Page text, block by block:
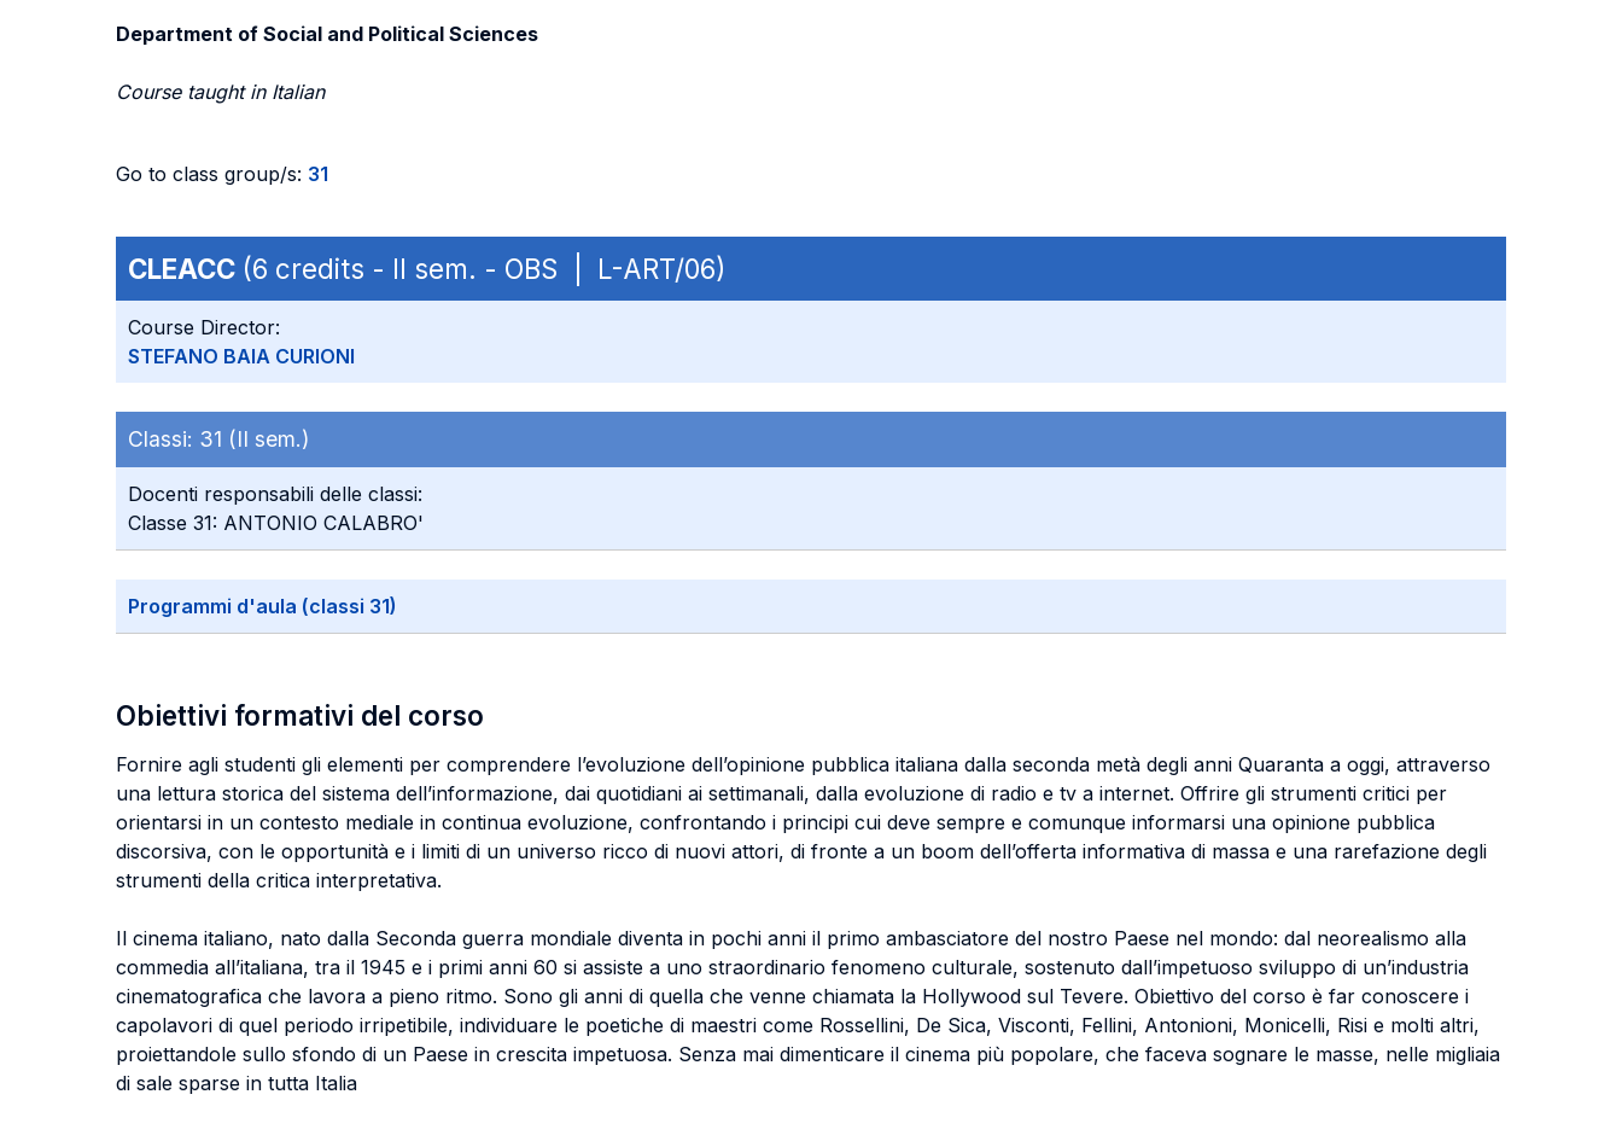
Department of Social and Political Sciences
Course taught in Italian
Go to class group/s: 31
CLEACC (6 credits - II sem. - OBS | L-ART/06)
Course Director:
STEFANO BAIA CURIONI
Classi: 31 (II sem.)
Docenti responsabili delle classi:
Classe 31: ANTONIO CALABRO'
Programmi d'aula (classi 31)
Obiettivi formativi del corso
Fornire agli studenti gli elementi per comprendere l’evoluzione dell’opinione pubblica italiana dalla seconda metà degli anni Quaranta a oggi, attraverso
una lettura storica del sistema dell’informazione, dai quotidiani ai settimanali, dalla evoluzione di radio e tv a internet. Offrire gli strumenti critici per
orientarsi in un contesto mediale in continua evoluzione, confrontando i principi cui deve sempre e comunque informarsi una opinione pubblica
discorsiva, con le opportunità e i limiti di un universo ricco di nuovi attori, di fronte a un boom dell’offerta informativa di massa e una rarefazione degli
strumenti della critica interpretativa.
Il cinema italiano, nato dalla Seconda guerra mondiale diventa in pochi anni il primo ambasciatore del nostro Paese nel mondo: dal neorealismo alla
commedia all’italiana, tra il 1945 e i primi anni 60 si assiste a uno straordinario fenomeno culturale, sostenuto dall’impetuoso sviluppo di un’industria
cinematografica che lavora a pieno ritmo. Sono gli anni di quella che venne chiamata la Hollywood sul Tevere. Obiettivo del corso è far conoscere i
capolavori di quel periodo irripetibile, individuare le poetiche di maestri come Rossellini, De Sica, Visconti, Fellini, Antonioni, Monicelli, Risi e molti altri,
proiettandole sullo sfondo di un Paese in crescita impetuosa. Senza mai dimenticare il cinema più popolare, che faceva sognare le masse, nelle migliaia
di sale sparse in tutta Italia